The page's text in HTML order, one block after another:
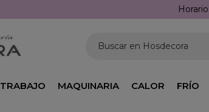
Horario:
Buscar en Hosdecora
MAQUINARIA CALOR FRÍO